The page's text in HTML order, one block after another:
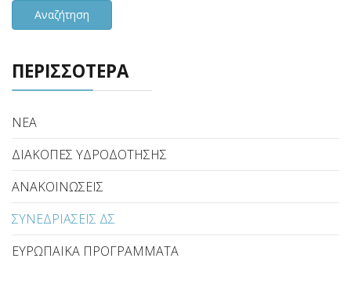
Αναζήτηση
ΠΕΡΙΣΣΟΤΕΡΑ
ΝΕΑ
ΔΙΑΚΟΠΕΣ ΥΔΡΟΔΟΤΗΣΗΣ
ΑΝΑΚΟΙΝΩΣΕΙΣ
ΣΥΝΕΔΡΙΑΣΕΙΣ ΔΣ
ΕΥΡΩΠΑΙΚΑ ΠΡΟΓΡΑΜΜΑΤΑ